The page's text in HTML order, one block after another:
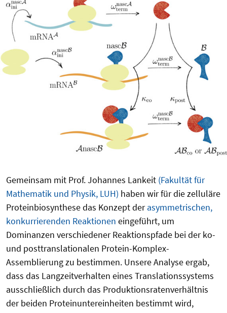
Gemeinsam mit Prof. Johannes Lankeit (Fakultät für
Mathematik und Physik, LUH) haben wir für die zelluläre
Proteinbiosynthese das Konzept derasymmetrischen,
konkurrierenden Reaktionen eingeführt, um
Dominanzen verschiedener Reaktionspfade bei der ko-
und posttranslationalen Protein-Komplex-
Assemblierung zu bestimmen. Unsere Analyse ergab,
dass das Langzeitverhalten eines Translationssystems
ausschließlich durch das Produktionsratenverhältnis
der beiden Proteinuntereinheiten bestimmt wird,